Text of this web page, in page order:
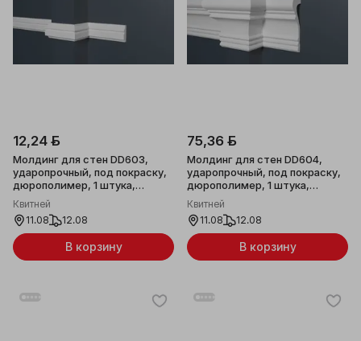
12,24 ƃ
Молдинг для стен DD603,
ударопрочный, под покраску,
дюрополимер, 1 штука,
32х10x2000мм
Квитней
11.08
12.08
В корзину
75,36 ƃ
Молдинг для стен DD604,
ударопрочный, под покраску,
дюрополимер, 1 штука,
102х33x2000мм
Квитней
11.08
12.08
В корзину